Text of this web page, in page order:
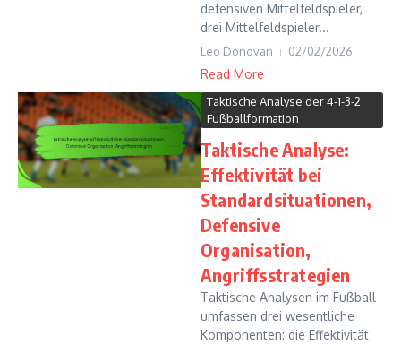
defensiven Mittelfeldspieler,
drei Mittelfeldspieler...
Leo Donovan 02/02/2026
Read More
Taktische Analyse der 4-1-3-2
Fußballformation
Taktische Analyse:
Effektivität bei
Standardsituationen,
Defensive
Organisation,
Angriffsstrategien
Taktische Analysen im Fußball
umfassen drei wesentliche
Komponenten: die Effektivität